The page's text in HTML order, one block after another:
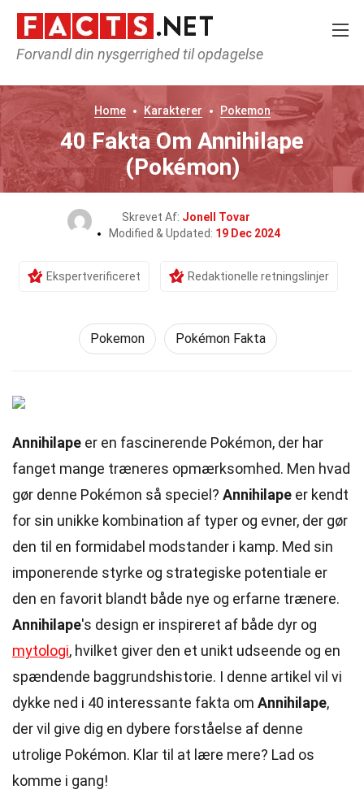
Forvandl din nysgerrighed til opdagelse
Home Karakterer Pokemon
40 Fakta Om Annihilape
(Pokémon)
Skrevet Af: Jonell Tovar
Modified & Updated: 19 Dec 2024
Ekspertverificeret Redaktionelle retningslinjer
Pokemon Pokémon Fakta
Annihilape er en fascinerende Pokémon, der har
fanget mange træneres opmærksomhed. Men hvad
gør denne Pokémon så speciel? Annihilape er kendt
for sin unikke kombination af typer og evner, der gør
den til en formidabel modstander i kamp. Med sin
imponerende styrke og strategiske potentiale er
den en favorit blandt både nye og erfarne trænere.
Annihilape's design er inspireret af både dyr og
mytologi, hvilket giver den et unikt udseende og en
spændende baggrundshistorie. I denne artikel vil vi
dykke ned i 40 interessante fakta om Annihilape,
der vil give dig en dybere forståelse af denne
utrolige Pokémon. Klar til at lære mere? Lad os
komme i gang!